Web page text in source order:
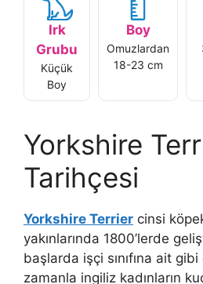
Irk
Grubu
Küçük
Boy
Boy
Omuzlardan
18-23 cm
Yorkshire
Tarihçesi
Yorkshire Terrier cinsi
yakınlarında 1800’lerde
başlarda işçi sınıfına ait
zamanla ingiliz kadınların